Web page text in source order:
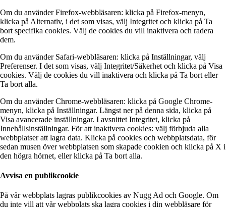
Om du använder Firefox-webbläsaren: klicka på Firefox-menyn,
klicka på Alternativ, i det som visas, välj Integritet och klicka på Ta
bort specifika cookies. Välj de cookies du vill inaktivera och radera
dem.
Om du använder Safari-webbläsaren: klicka på Inställningar, välj
Preferenser. I det som visas, välj Integritet/Säkerhet och klicka på Visa
cookies. Välj de cookies du vill inaktivera och klicka på Ta bort eller
Ta bort alla.
Om du använder Chrome-webbläsaren: klicka på Google Chrome-
menyn, klicka på Inställningar. Längst ner på denna sida, klicka på
Visa avancerade inställningar. I avsnittet Integritet, klicka på
Innehållsinställningar. För att inaktivera cookies: välj förbjuda alla
webbplatser att lagra data. Klicka på cookies och webbplatsdata, för
sedan musen över webbplatsen som skapade cookien och klicka på X i
den högra hörnet, eller klicka på Ta bort alla.
Avvisa en publikcookie
På vår webbplats lagras publikcookies av Nugg Ad och Google. Om
du inte vill att vår webbplats ska lagra cookies i din webbläsare för